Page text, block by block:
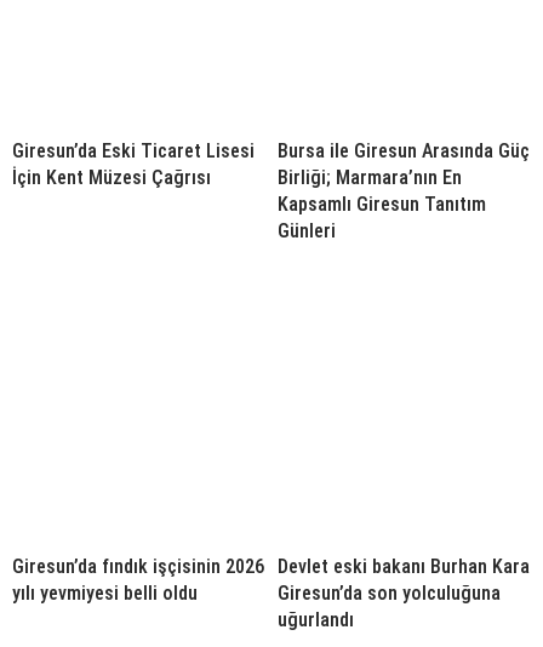
Giresun’da Eski Ticaret Lisesi
İçin Kent Müzesi Çağrısı
Bursa ile Giresun Arasında Güç
Birliği; Marmara’nın En
Kapsamlı Giresun Tanıtım
Günleri
Giresun’da fındık işçisinin 2026
yılı yevmiyesi belli oldu
Devlet eski bakanı Burhan Kara
Giresun’da son yolculuğuna
uğurlandı